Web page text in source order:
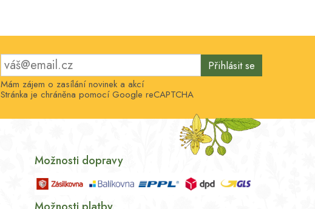
Přihlásit se
Mám zájem o zasílání novinek a akcí
Stránka je chráněna pomocí Google reCAPTCHA
Možnosti dopravy